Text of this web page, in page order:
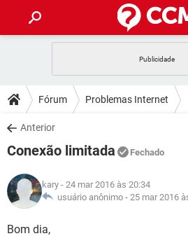
CELULAR
OUTLOOK
INSTAGRAM
GUIA DE COMPRAS
DICAS
JOGOS
INSTAGRAM
GUIA DE COMPRAS
DOWNLOADS
JOGOS
CELULAR
OUTLOOK
INSTAGRAM
JOGOS
CELULAR
OUTLOOK
GLOSSÁRIO
JOGOS
Fórum Problemas Internet
Anterior
Conexão limitada Fechado
kary - 24 mar 2016 às 20:34
usuário anônimo - 25 mar 2016
Bom dia,